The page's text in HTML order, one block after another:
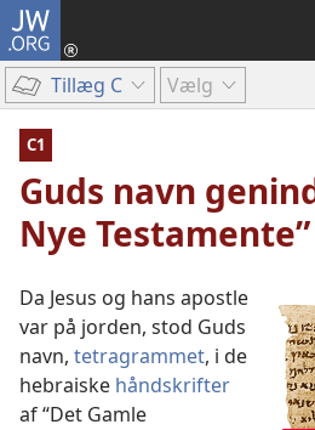
JW.ORG
Tillæg C Vælg
C1
Guds navn
Nye Testamente”
Da Jesus og hans apostle
var på jorden, stod Guds
navn, tetragrammet, i de
hebraiske håndskrifter
af “Det Gamle